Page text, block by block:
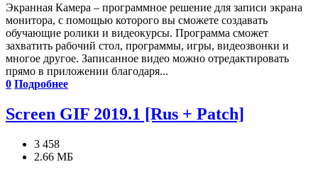
Экранная Камера – программное решение для записи экрана
монитора, с помощью которого вы сможете создавать
обучающие ролики и видеокурсы. Программа сможет
захватить рабочий стол, программы, игры, видеозвонки и
многое другое. Записанное видео можно отредактировать
прямо в приложении благодаря...
0 Подробнее
Screen GIF 2019.1 [Rus + Patch]
3 458
2.66 МБ